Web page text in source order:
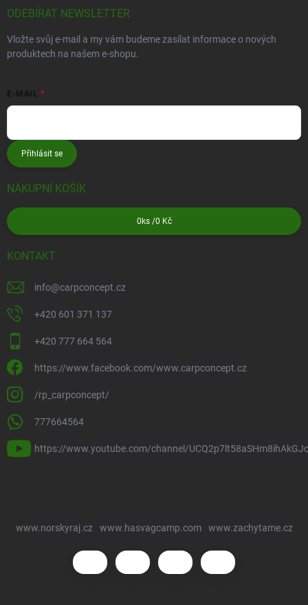
ODEBÍRAT NEWSLETTER
Vložte svůj e-mail a my vám budeme zasílat informace o nových
produktech na našem e-shopu.
E-MAIL
Přihlásit se
NÁKUPNÍ KOŠÍK
0ks /0 Kč
KONTAKT
info@carpconcept.cz
+420 601 371 137
+420 777 664 564
https://www.facebook.com/www.carpconcept.cz
/rp_carpconcept/
777664564
https://www.youtube.com/channel/
www.norskyraj.cz www.hasvagcamp.com www.zachytame.cz